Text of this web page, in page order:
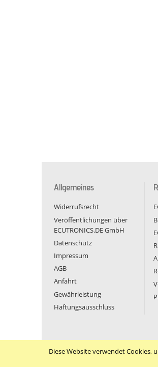
Diese Website verwendet Cookies,
Allgemeines
Widerrufsrecht
Veröffentlichungen über
ECUTRONICS.DE GmbH
Datenschutz
Impressum
AGB
Anfahrt
Gewährleistung
Haftungsausschluss